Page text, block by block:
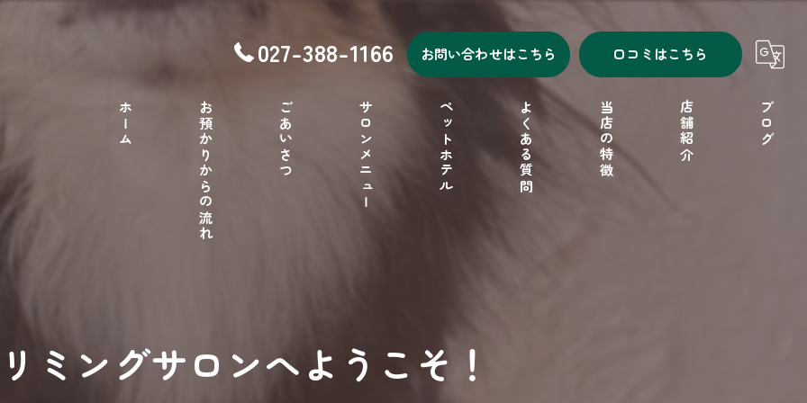
027-388-1166 お問い合わせはこちら 口コミはこちら
ホーム お預かりからの流れ ごあいさつ サロンメニュー ペットホテル よくある質問 当店の特徴 店舗紹介 ブログ
ミングサロンへようこそ！